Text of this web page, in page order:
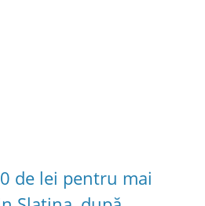
de lei pentru mai